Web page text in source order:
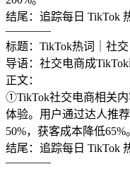
结尾：追踪每日 TikTok
————
标题：TikTok热词｜社交
导语：社交电商成
正文：
①TikTok社交电商相关
体验。用户通过达人推
50%，获客成本降低65%
结尾：追踪每日 TikTok
————